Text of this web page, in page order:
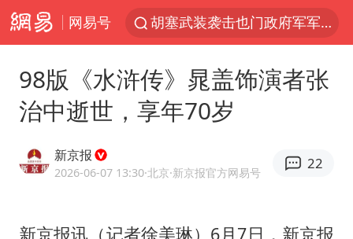
网易号
胡塞武装袭击也门政府军军营
东航：国内客票提前14天免费退改
台风白海豚中心风力增强
向鹏0-3不敌张本智和
刘国正说向鹏打得很窝囊
98版《水浒传》晁盖饰演者张
治中逝世，享年70岁
新京报
2026-06-07 13:30·北京·新京报官方网易号
22
新京报讯（记者徐美琳）6月7日，新京报